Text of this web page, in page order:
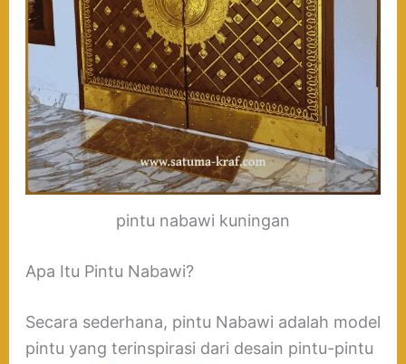
pintu nabawi kuningan
Apa Itu Pintu Nabawi?
Secara sederhana, pintu Nabawi adalah model
pintu yang terinspirasi dari desain pintu-pintu